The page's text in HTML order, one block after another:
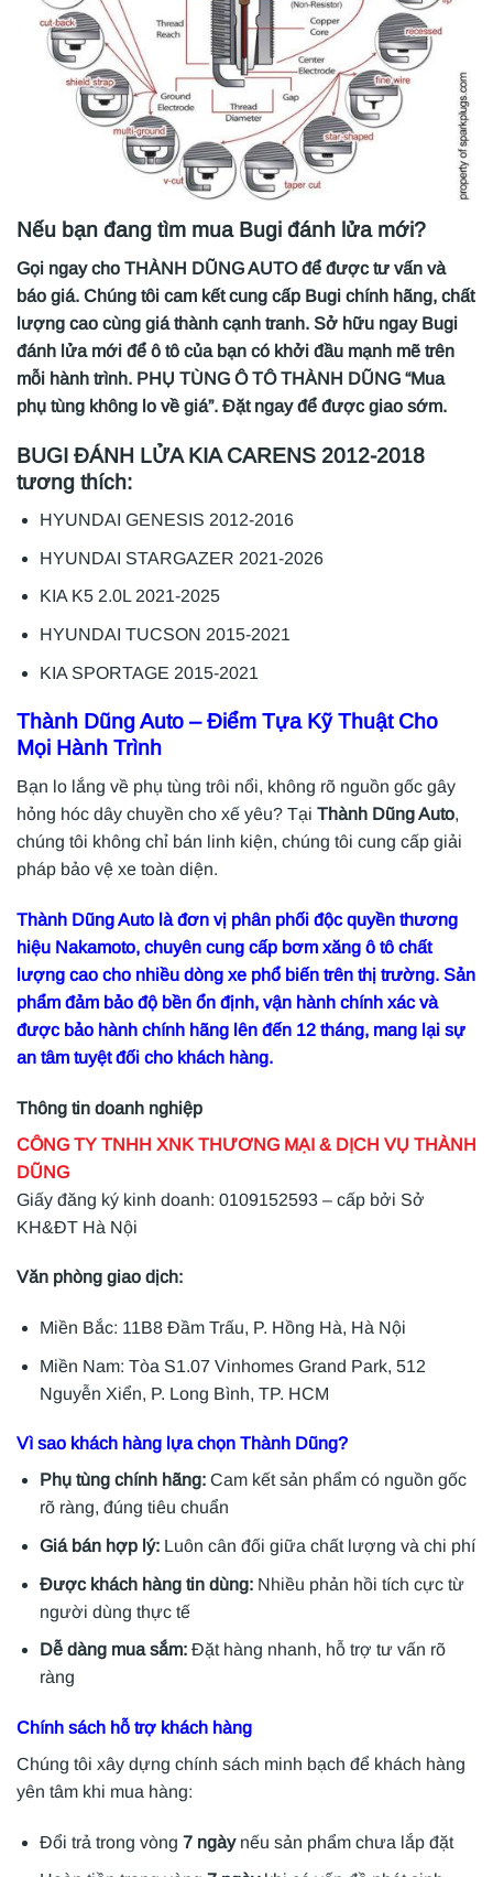
Nếu bạn đang tìm mua Bugi đánh lửa mới?
Gọi ngay cho THÀNH DŨNG AUTO để được tư vấn và
báo giá. Chúng tôi cam kết cung cấp Bugi chính hãng, chất
lượng cao cùng giá thành cạnh tranh. Sở hữu ngay Bugi
đánh lửa mới để ô tô của bạn có khởi đầu mạnh mẽ trên
mỗi hành trình. PHỤ TÙNG Ô TÔ THÀNH DŨNG “Mua
phụ tùng không lo về giá”. Đặt ngay để được giao sớm.
BUGI ĐÁNH LỬA KIA CARENS 2012-2018
tương thích:
HYUNDAI GENESIS 2012-2016
HYUNDAI STARGAZER 2021-2026
KIA K5 2.0L 2021-2025
HYUNDAI TUCSON 2015-2021
KIA SPORTAGE 2015-2021
Thành Dũng Auto – Điểm Tựa Kỹ Thuật Cho
Mọi Hành Trình
Bạn lo lắng về phụ tùng trôi nổi, không rõ nguồn gốc gây
hỏng hóc dây chuyền cho xế yêu? Tại Thành Dũng Auto,
chúng tôi không chỉ bán linh kiện, chúng tôi cung cấp giải
pháp bảo vệ xe toàn diện.
Thành Dũng Auto là đơn vị phân phối độc quyền thương
hiệu Nakamoto, chuyên cung cấp bơm xăng ô tô chất
lượng cao cho nhiều dòng xe phổ biến trên thị trường. Sản
phẩm đảm bảo độ bền ổn định, vận hành chính xác và
được bảo hành chính hãng lên đến 12 tháng, mang lại sự
an tâm tuyệt đối cho khách hàng.
Thông tin doanh nghiệp
CÔNG TY TNHH XNK THƯƠNG MẠI & DỊCH VỤ THÀNH
DŨNG
Giấy đăng ký kinh doanh: 0109152593 – cấp bởi Sở
KH&ĐT Hà Nội
Văn phòng giao dịch:
Miền Bắc: 11B8 Đầm Trấu, P. Hồng Hà, Hà Nội
Miền Nam: Tòa S1.07 Vinhomes Grand Park, 512
Nguyễn Xiển, P. Long Bình, TP. HCM
Vì sao khách hàng lựa chọn Thành Dũng?
Phụ tùng chính hãng:Cam kết sản phẩm có nguồn gốc
rõ ràng, đúng tiêu chuẩn
Giá bán hợp lý:Luôn cân đối giữa chất lượng và chi phí
Được khách hàng tin dùng:Nhiều phản hồi tích cực từ
người dùng thực tế
Dễ dàng mua sắm:Đặt hàng nhanh, hỗ trợ tư vấn rõ
ràng
Chính sách hỗ trợ khách hàng
Chúng tôi xây dựng chính sách minh bạch để khách hàng
yên tâm khi mua hàng:
Đổi trả trong vòng 7 ngàynếu sản phẩm chưa lắp đặt